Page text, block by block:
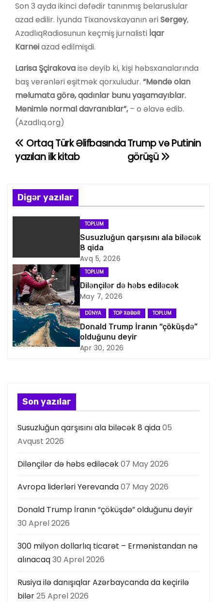
Son 3 ayda ikinci dəfədir tanınmış belaruslular
azad edilir. İyunda Tixanovskayanın əriSergey,
AzadlıqRadiosunun keçmiş jurnalisti İqar
Karneiazad edilmişdi.
Larisa Şçirakovaisə deyib ki, kişi həbsxanalarında
baş verənləri eşitmək qorxuludur. “Məndə olan
məlumata görə, qadınlar bunu yaşamayıblar.
Mənimlə normal davranıblar”,– o əlavə edib.
(Azadlıq.org)
Y
a
z
ı
v
i
q
a
s
y
a
s
Trump və Putinin
görüşü
Ortaq Türk Əlifbasında
yazılan ilk kitab
Digər yazılar
TOPLUM
Susuzluğun qarşısını ala biləcək
8 qida
Avq 5, 2026
TOPLUM
Dilənçilər də həbs ediləcək
May 7, 2026
DÜNYA TOP XƏBƏR TOPLUM
Donald Trump İranın “çöküşdə”
olduğunu deyir
Apr 30, 2026
Son yazılar
Susuzluğun qarşısını ala biləcək 8 qida05
Avqust 2026
Dilənçilər də həbs ediləcək07 May 2026
Avropa liderləri Yerevanda07 May 2026
Donald Trump İranın “çöküşdə” olduğunu deyir
30 Aprel 2026
300 milyon dollarlıq ticarət – Ermənistandan nə
alınacaq30 Aprel 2026
Rusiya ilə danışıqlar Azərbaycanda da keçirilə
bilər25 Aprel 2026